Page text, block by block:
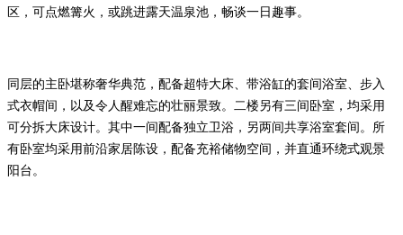
区，可点燃篝火，或跳进露天温泉池，畅谈一日趣事。
同层的主卧堪称奢华典范，配备超特大床、带浴缸的套间浴室、步入
式衣帽间，以及令人醒难忘的壮丽景致。二楼另有三间卧室，均采用
可分拆大床设计。其中一间配备独立卫浴，另两间共享浴室套间。所
有卧室均采用前沿家居陈设，配备充裕储物空间，并直通环绕式观景
阳台。